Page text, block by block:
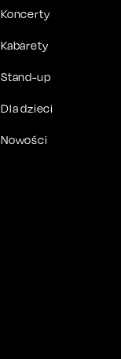
Koncerty
Kabarety
Stand-up
Dla dzieci
Nowości